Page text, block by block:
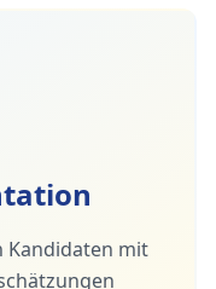
Kandidaten mit